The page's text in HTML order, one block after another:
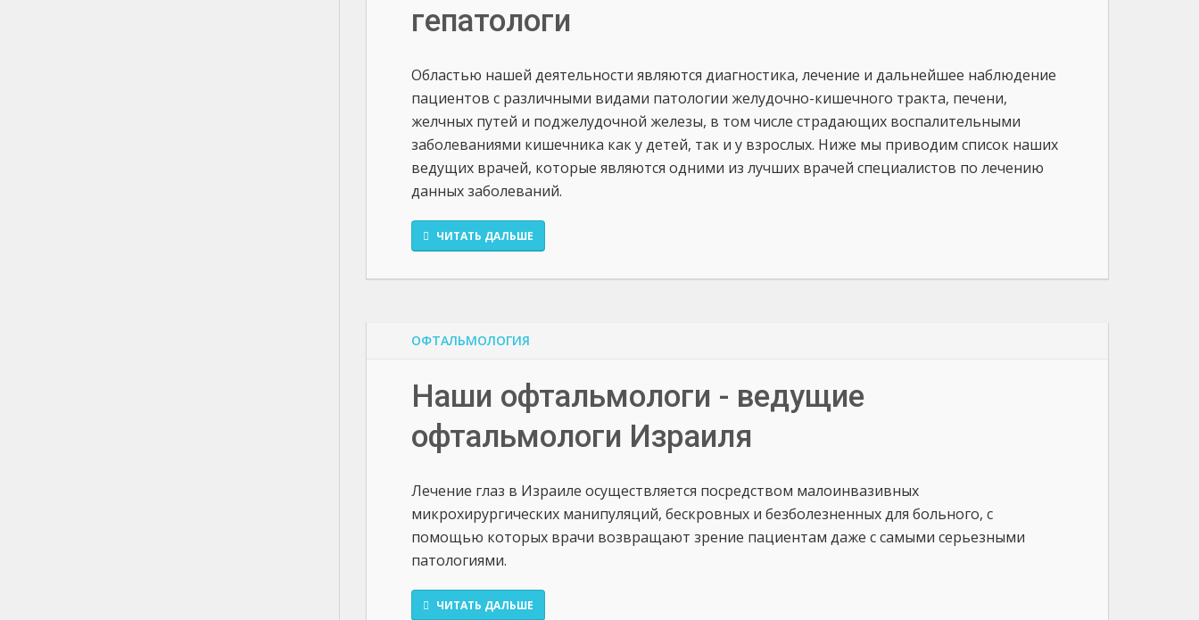
гепатологи
Областью нашей деятельности являются диагностика, лечение и дальнейшее наблюдение
пациентов с различными видами патологии желудочно-кишечного тракта, печени,
желчных путей и поджелудочной железы, в том числе страдающих воспалительными
заболеваниями кишечника как у детей, так и у взрослых. Ниже мы приводим список наших
ведущих врачей, которые являются одними из лучших врачей специалистов по лечению
данных заболеваний.
ЧИТАТЬ ДАЛЬШЕ
ОФТАЛЬМОЛОГИЯ
Наши офтальмологи - ведущие
офтальмологи Израиля
Лечение глаз в Израиле осуществляется посредством малоинвазивных
микрохирургических манипуляций, бескровных и безболезненных для больного, с
помощью которых врачи возвращают зрение пациентам даже с самыми серьезными
патологиями.
ЧИТАТЬ ДАЛЬШЕ